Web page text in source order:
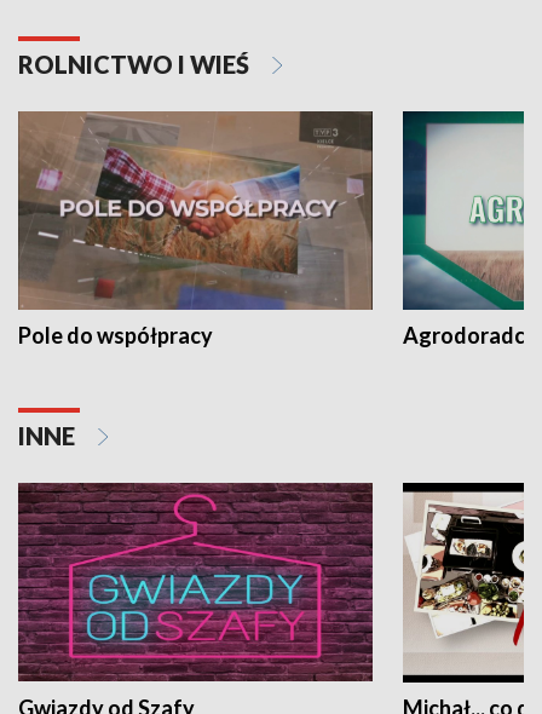
ROLNICTWO I WIEŚ
Pole do współpracy Agrodoradcy
INNE
Gwiazdy od Szafy Michał... co